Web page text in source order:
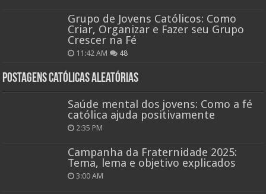
Grupo de Jovens Católicos: Como
Criar, Organizar e Fazer seu Grupo
Crescer na Fé
11:42 AM 48
Postagens católicas aleatórias
Saúde mental dos jovens: Como a fé
católica ajuda positivamente
2:35 PM
Campanha da Fraternidade 2025:
Tema, lema e objetivo explicados
3:00 AM